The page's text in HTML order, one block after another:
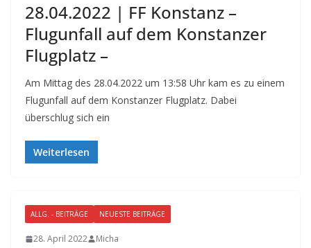
28.04.2022 | FF Konstanz –
Flugunfall auf dem Konstanzer
Flugplatz –
Am Mittag des 28.04.2022 um 13:58 Uhr kam es zu einem
Flugunfall auf dem Konstanzer Flugplatz. Dabei
überschlug sich ein
Weiterlesen
ALLG. - BEITRÄGE NEUESTE BEITRÄGE
28. April 2022 Micha